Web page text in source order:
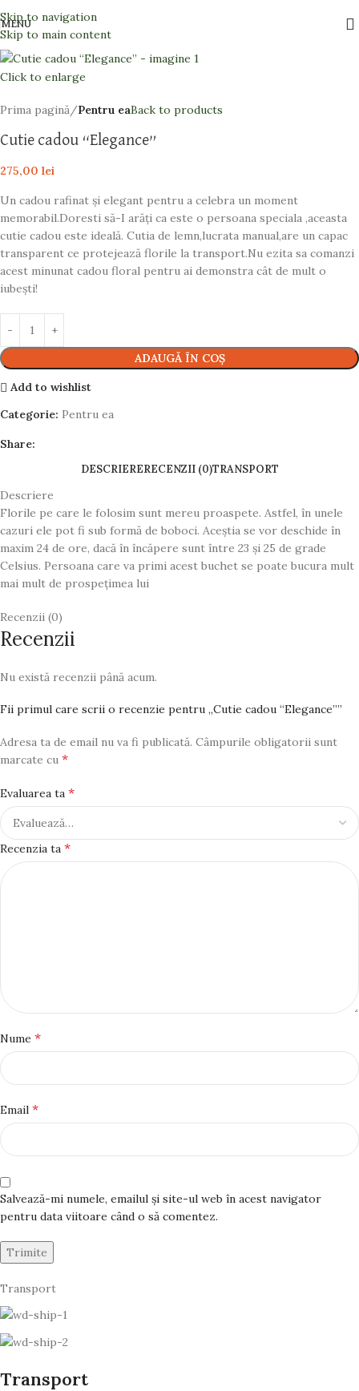
Skip to navigation
Skip to main content
MENU
Click to enlarge
Prima pagină Pentru eaBack to products
Cutie cadou “Elegance”
275,00 lei
Un cadou rafinat și elegant pentru a celebra un moment
memorabil.Doresti să-I arăți ca este o persoana speciala ,aceasta
cutie cadou este ideală. Cutia de lemn,lucrata manual,are un capac
transparent ce protejează florile la transport.Nu ezita sa comanzi
acest minunat cadou floral pentru ai demonstra cât de mult o
iubești!
ADAUGĂ ÎN COȘ
Add to wishlist
Categorie: Pentru ea
Share:
DESCRIERERECENZII (0)TRANSPORT
Descriere
Florile pe care le folosim sunt mereu proaspete. Astfel, în unele
cazuri ele pot fi sub formă de boboci. Aceștia se vor deschide în
maxim 24 de ore, dacă în încăpere sunt între 23 și 25 de grade
Celsius. Persoana care va primi acest buchet se poate bucura mult
mai mult de prospețimea lui
Recenzii (0)
Recenzii
Nu există recenzii până acum.
Fii primul care scrii o recenzie pentru „Cutie cadou “Elegance””
Adresa ta de email nu va fi publicată. Câmpurile obligatorii sunt
marcate cu *
Evaluarea ta *
Recenzia ta *
Nume *
Email *
Salvează-mi numele, emailul și site-ul web în acest navigator
pentru data viitoare când o să comentez.
Transport
Transport